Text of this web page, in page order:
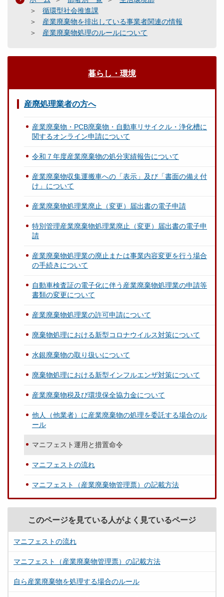
循環型社会推進課
産業廃棄物を排出している事業者関連の情報
産業廃棄物処理のルールについて
暮らし・環境
産廃処理業者の方へ
産業廃棄物・PCB廃棄物・自動車リサイクル・浄化槽に
関するオンライン申請について
令和７年度産業廃棄物の処分実績報告について
産業廃棄物収集運搬車への「表示」及び「書面の備え付
け」について
産業廃棄物処理業廃止（変更）届出書の電子申請
特別管理産業廃棄物処理業廃止（変更）届出書の電子申
請
産業廃棄物処理業の廃止または事業内容変更を行う場合
の手続きについて
自動車検査証の電子化に伴う産業廃棄物処理業の申請等
書類の変更について
産業廃棄物処理業の許可申請について
廃棄物処理における新型コロナウイルス対策について
水銀廃棄物の取り扱いについて
廃棄物処理における新型インフルエンザ対策について
産業廃棄物税及び環境保全協力金について
他人（他業者）に産業廃棄物の処理を委託する場合のル
ール
マニフェスト運用と措置命令
マニフェストの流れ
マニフェスト（産業廃棄物管理票）の記載方法
このページを見ている人がよく見ているページ
マニフェストの流れ
マニフェスト（産業廃棄物管理票）の記載方法
自ら産業廃棄物を処理する場合のルール